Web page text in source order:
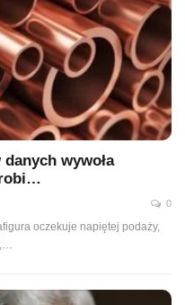
wywoła
0
oczekuje napiętej podaży,
…